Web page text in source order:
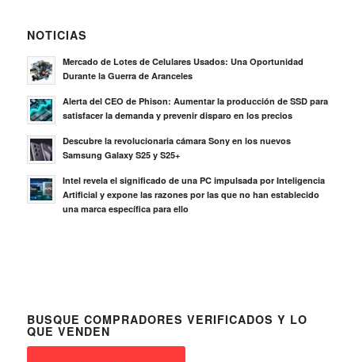
NOTICIAS
Mercado de Lotes de Celulares Usados: Una Oportunidad
Durante la Guerra de Aranceles
Alerta del CEO de Phison: Aumentar la producción de SSD para
satisfacer la demanda y prevenir disparo en los precios
Descubre la revolucionaria cámara Sony en los nuevos
Samsung Galaxy S25 y S25+
Intel revela el significado de una PC impulsada por Inteligencia
Artificial y expone las razones por las que no han establecido
una marca específica para ello
BUSQUE COMPRADORES VERIFICADOS Y LO
QUE VENDEN